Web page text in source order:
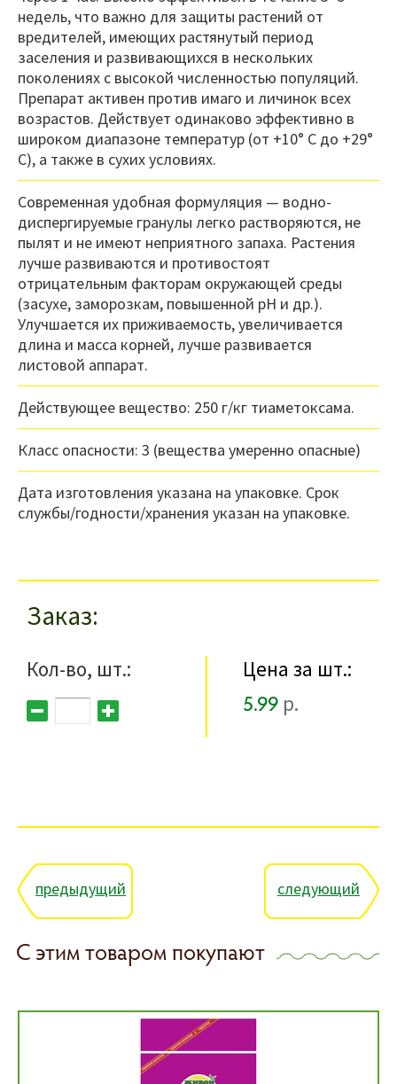
недель, что важно для защиты растений от
вредителей, имеющих растянутый период
заселения и развивающихся в нескольких
поколениях с высокой численностью популяций.
Препарат активен против имаго и личинок всех
возрастов. Действует одинаково эффективно в
широком диапазоне температур (от +10° С до +29°
С), а также в сухих условиях.
Современная удобная формуляция — водно-
диспергируемые гранулы легко растворяются, не
пылят и не имеют неприятного запаха. Растения
лучше развиваются и противостоят
отрицательным факторам окружающей среды
(засухе, заморозкам, повышенной pH и др.).
Улучшается их приживаемость, увеличивается
длина и масса корней, лучше развивается
листовой аппарат.
Действующее вещество: 250 г/кг тиаметоксама.
Класс опасности: 3 (вещества умеренно опасные)
Дата изготовления указана на упаковке. Срок
службы/годности/хранения указан на упаковке.
Заказ
Кол-во, шт.:
Цена за шт.:
5.99 р.
предыдущий следующий
С этим товаром покупают